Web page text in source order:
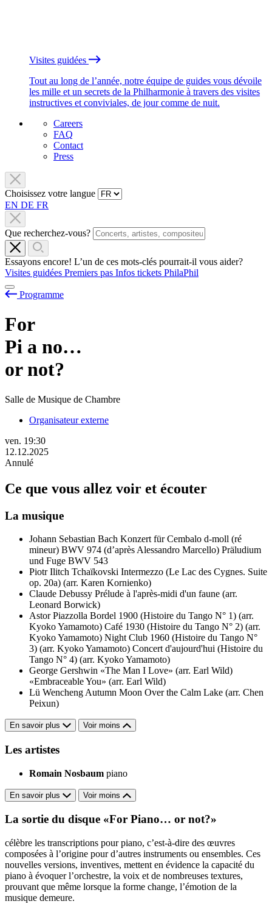
Visites guidées
Tout au long de l’année, notre équipe de guides vous dévoile
les mille et un secrets de la Philharmonie à travers des visites
instructives et conviviales, de jour comme de nuit.
Careers
FAQ
Contact
Press
Choisissez votre langue
EN DE FR
Que recherchez-vous?
Essayons encore! L’un de ces mots-clés pourrait-il vous aider?
Visites guidées Premiers pas Infos tickets PhilaPhil
Programme
For
Pi a no…
or not?
Salle de Musique de Chambre
Organisateur externe
ven. 19:30
12.12.2025
Annulé
Ce que vous allez voir et écouter
La musique
Johann Sebastian Bach Konzert für Cembalo d-moll (ré
mineur) BWV 974 (d’après Alessandro Marcello) Präludium
und Fuge BWV 543
Piotr Ilitch Tchaïkovski Intermezzo (Le Lac des Cygnes. Suite
op. 20a) (arr. Karen Kornienko)
Claude Debussy Prélude à l'après-midi d'un faune (arr.
Leonard Borwick)
Astor Piazzolla Bordel 1900 (Histoire du Tango N° 1) (arr.
Kyoko Yamamoto) Café 1930 (Histoire du Tango N° 2) (arr.
Kyoko Yamamoto) Night Club 1960 (Histoire du Tango N°
3) (arr. Kyoko Yamamoto) Concert d'aujourd'hui (Histoire du
Tango N° 4) (arr. Kyoko Yamamoto)
George Gershwin «The Man I Love» (arr. Earl Wild)
«Embraceable You» (arr. Earl Wild)
Lü Wencheng Autumn Moon Over the Calm Lake (arr. Chen
Peixun)
En savoir plus Voir moins
Les artistes
Romain Nosbaum piano
En savoir plus Voir moins
La sortie du disque «For Piano… or not?»
célèbre les transcriptions pour piano, c’est-à-dire des œuvres
composées à l’origine pour d’autres instruments ou ensembles. Ces
nouvelles versions, inventives, mettent en évidence la capacité du
piano à évoquer l’orchestre, la voix et de nombreuses textures,
prouvant que même lorsque la forme change, l’émotion de la
musique demeure.